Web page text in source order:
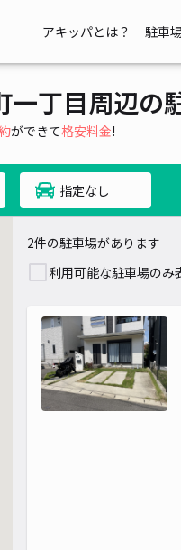
アキッパとは？ 駐車
一丁目周辺の
ができて格安料金!
指定なし
2件の駐車場があります
利用可能な駐車場のみ